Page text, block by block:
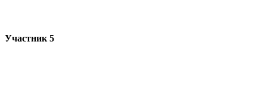
Участник 5